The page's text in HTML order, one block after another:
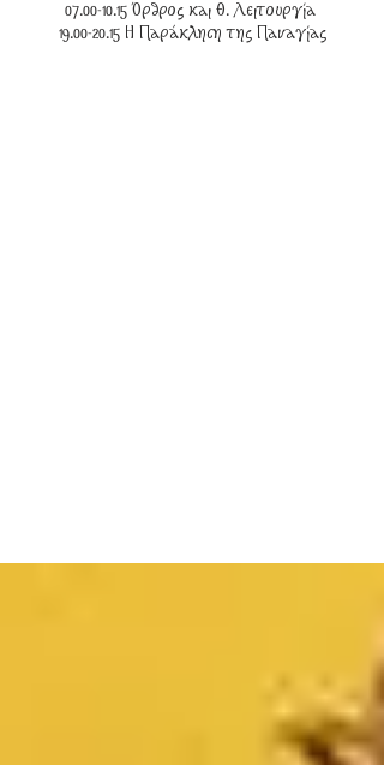
07.00-10.15Όρθρος και Θ. Λειτουργία
19.00-20.15 Η Παράκληση της Παναγίας